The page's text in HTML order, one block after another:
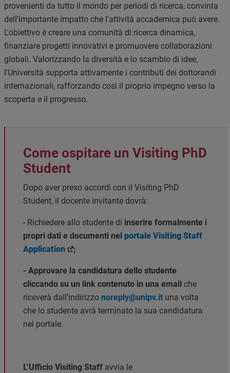
provenienti da tutto il mondo per periodi di ricerca, convinta
dell'importante impatto che l'attività accademica può avere.
L'obiettivo è creare una comunità di ricerca dinamica,
finanziare progetti innovativi e promuovere collaborazioni
globali. Valorizzando la diversità e lo scambio di idee,
l'Università supporta attivamente i contributi dei dottorandi
internazionali, rafforzando così il proprio impegno verso la
scoperta e il progresso.
Come ospitare un Visiting PhD
Student
Dopo aver preso accordi con il Visiting PhD
Student, il docente invitante dovrà:
- Richiedere allo studente di inserire formalmente i
propri dati e documenti nel portale Visiting Staff
Application
;
- Approvare la candidatura dello studente
cliccando su un link contenuto in una email che
riceverà dall’indirizzo noreply@unipv.ituna volta
che lo studente avrà terminato la sua candidatura
nel portale.
L’Ufficio Visiting Staff avvia le